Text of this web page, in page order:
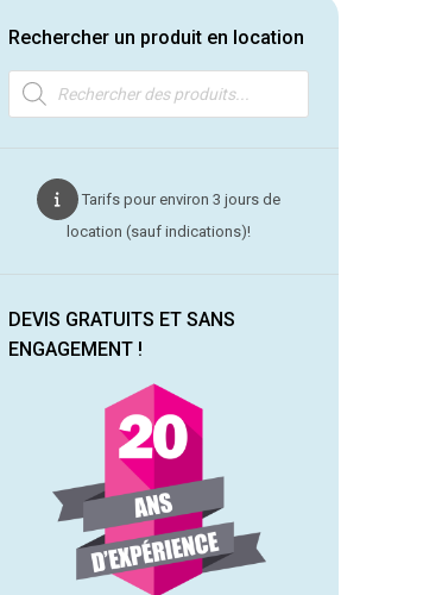
Rechercher un produit en location
Recherche
de
produits
Tarifs pour environ 3 jours de
location (sauf indications)!
DEVIS GRATUITS ET SANS
ENGAGEMENT !